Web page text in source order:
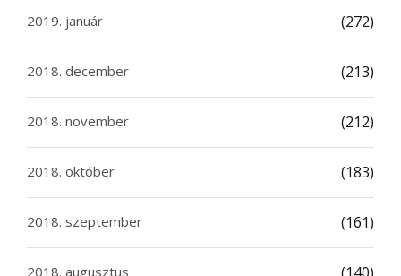
2019. január (272)
2018. december (213)
2018. november (212)
2018. október (183)
2018. szeptember (161)
2018. augusztus